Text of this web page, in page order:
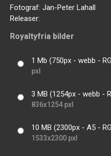
Fotograf: Jan-Peter Lahall
Releaser:
Royaltyfria bilder
1 Mb (750px - webb -
pxl
3 MB (1254px - webb -
836x1254 pxl
10 MB (2300px - A5 -
1533x2300 pxl